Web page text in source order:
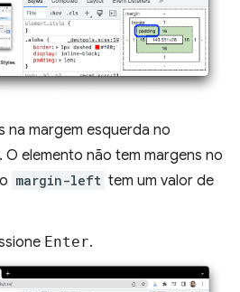
na margem esquerda no
. O elemento não tem margens no
margin-left tem um valor de
Enter.